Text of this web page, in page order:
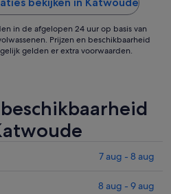
in de afgelopen 24 uur op basis van
Prijzen en beschikbaarheid
gelden er extra voorwaarden.
7 aug - 8 aug
8 aug - 9 aug